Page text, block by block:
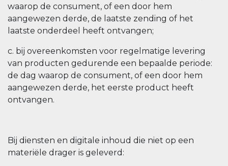
waarop de consument, of een door hem
aangewezen derde, de laatste zending of het
laatste onderdeel heeft ontvangen;
c. bij overeenkomsten voor regelmatige levering
van producten gedurende een bepaalde periode:
de dag waarop de consument, of een door hem
aangewezen derde, het eerste product heeft
ontvangen.
Bij diensten en digitale inhoud die niet op een
materiële drager is geleverd: